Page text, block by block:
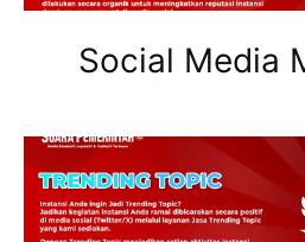
Social Media